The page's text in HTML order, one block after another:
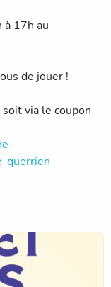
à 17h au
de jouer !
via le coupon
querrien